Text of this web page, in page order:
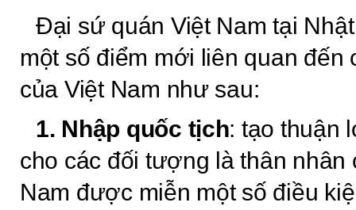
Đại sứ quán Việt Nam tại
một số điểm mới liên quan đến
của Việt Nam như sau:
1. Nhập quốc tịch: tạo thuận
cho các đối tượng là thân nhân
Nam được miễn một số điều